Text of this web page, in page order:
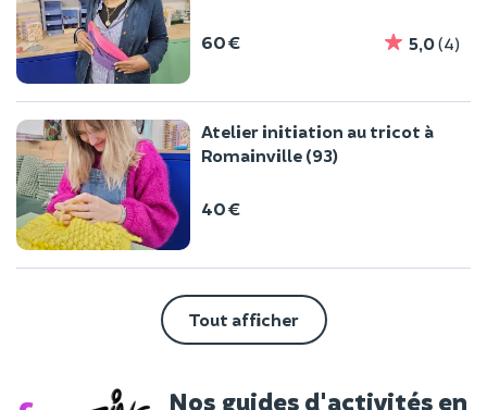
60 € 5,0(4)
Atelier initiation au tricot à
Romainville (93)
40 €
Tout afficher
Nos guides d'activités en